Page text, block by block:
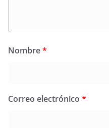
Nombre*
Correo electrónico *